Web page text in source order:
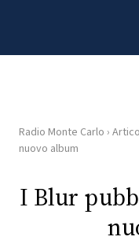
HOME
RADIO
Radio Monte Carlo ›
nuovo album
I Blur